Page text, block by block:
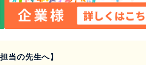
当の先生へ】